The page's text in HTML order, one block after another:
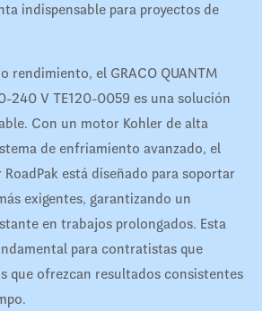
indispensable para proyectos de
rendimiento, el GRACO QUANTM
240 V TE120-0059 es una solución
Con un motor Kohler de alta
de enfriamiento avanzado, el
RoadPak está diseñado para soportar
exigentes, garantizando un
en trabajos prolongados. Esta
para contratistas que
que ofrezcan resultados consistentes